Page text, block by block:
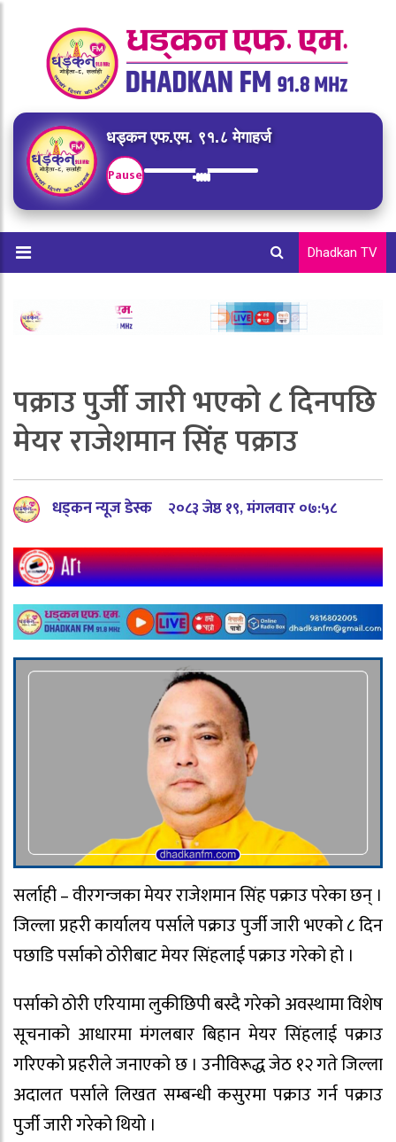
धड्कन एफ.एम. ९१.८ मेगाहर्ज
Pause
Dhadkan TV
पक्राउ पुर्जी जारी भएको ८ दिनपछि
मेयर राजेशमान सिंह पक्राउ
धड्कन न्यूज डेस्क २०८३ जेष्ठ १९, मंगलवार ०७:५८
सर्लाही – वीरगन्जका मेयर राजेशमान सिंह पक्राउ परेका छन् ।
जिल्ला प्रहरी कार्यालय पर्साले पक्राउ पुर्जी जारी भएको ८ दिन
पछाडि पर्साको ठोरीबाट मेयर सिंहलाई पक्राउ गरेको हो ।
पर्साको ठोरी एरियामा लुकीछिपी बस्दै गरेको अवस्थामा विशेष
सूचनाको आधारमा मंगलबार बिहान मेयर सिंहलाई पक्राउ
गरिएको प्रहरीले जनाएको छ । उनीविरूद्ध जेठ १२ गते जिल्ला
अदालत पर्साले लिखत सम्बन्धी कसुरमा पक्राउ गर्न पक्राउ
पुर्जी जारी गरेको थियो ।